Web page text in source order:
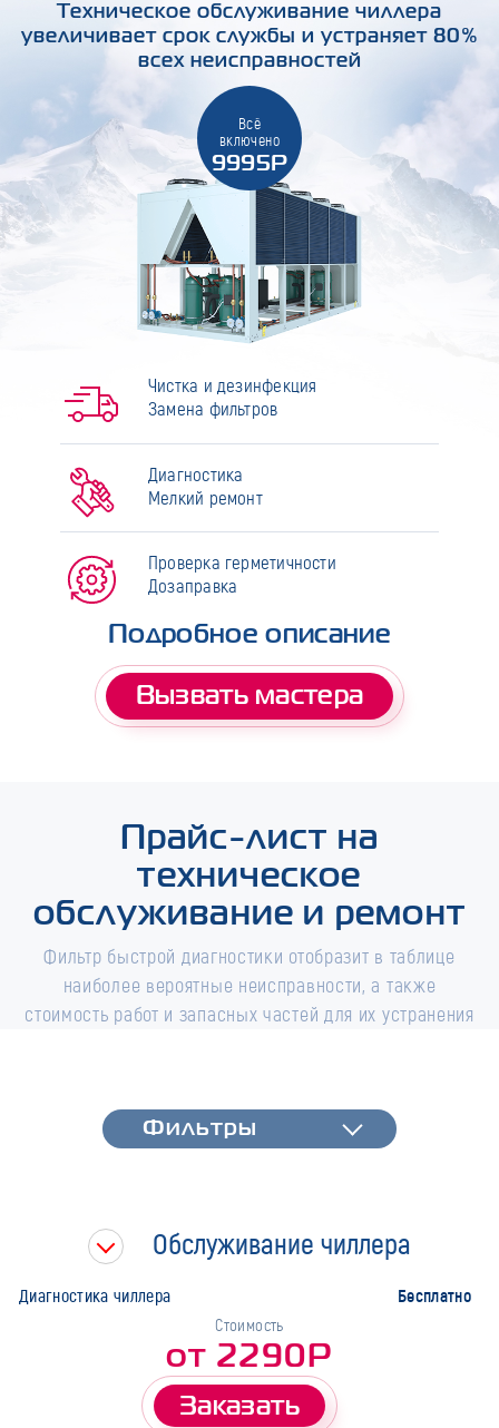
Техническое обслуживание чиллера
увеличивает срок службы и устраняет 80%
всех неисправностей
Всё
включено
9995Р
Чистка и дезинфекция
Замена фильтров
Диагностика
Мелкий ремонт
Проверка герметичности
Дозаправка
Подробное описание
Вызвать мастера
Прайс-лист на
техническое
обслуживание и ремонт
Фильтр быстрой диагностики отобразит в таблице
наиболее вероятные неисправности, а также
стоимость работ и запасных частей для их устранения
Фильтры
Марка
Фильтры
Обслуживание чиллера
Диагностика чиллера Бесплатно
Стоимость
от 2290Р
Заказать